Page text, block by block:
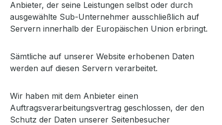
Anbieter, der seine Leistungen selbst oder durch
ausgewählte Sub-Unternehmer ausschließlich auf
Servern innerhalb der Europäischen Union erbringt.
Sämtliche auf unserer Website erhobenen Daten
werden auf diesen Servern verarbeitet.
Wir haben mit dem Anbieter einen
Auftragsverarbeitungsvertrag geschlossen, der den
Schutz der Daten unserer Seitenbesucher